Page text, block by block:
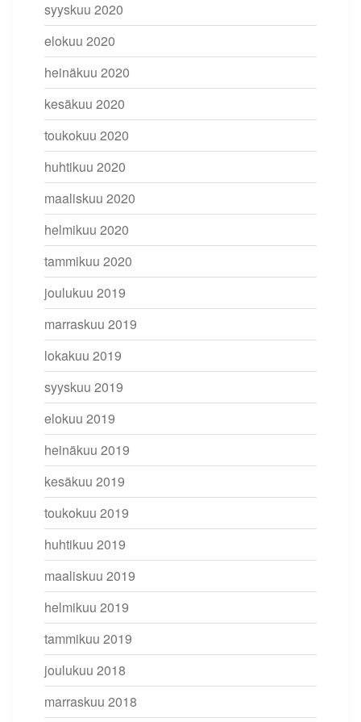
syyskuu 2020
elokuu 2020
heinäkuu 2020
kesäkuu 2020
toukokuu 2020
huhtikuu 2020
maaliskuu 2020
helmikuu 2020
tammikuu 2020
joulukuu 2019
marraskuu 2019
lokakuu 2019
syyskuu 2019
elokuu 2019
heinäkuu 2019
kesäkuu 2019
toukokuu 2019
huhtikuu 2019
maaliskuu 2019
helmikuu 2019
tammikuu 2019
joulukuu 2018
marraskuu 2018